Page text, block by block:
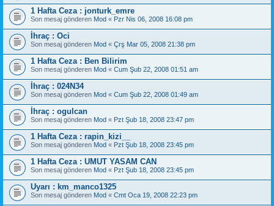
1 Hafta Ceza : jonturk_emre
Son mesaj gönderen Mod « Pzr Nis 06, 2008 16:08 pm
İhraç : Oci
Son mesaj gönderen Mod « Çrş Mar 05, 2008 21:38 pm
1 Hafta Ceza : Ben Bilirim
Son mesaj gönderen Mod « Cum Şub 22, 2008 01:51 am
İhraç : 024N34
Son mesaj gönderen Mod « Cum Şub 22, 2008 01:49 am
İhraç : ogulcan
Son mesaj gönderen Mod « Pzt Şub 18, 2008 23:47 pm
1 Hafta Ceza : rapin_kizi__
Son mesaj gönderen Mod « Pzt Şub 18, 2008 23:45 pm
1 Hafta Ceza : UMUT YASAM CAN
Son mesaj gönderen Mod « Pzt Şub 18, 2008 23:45 pm
Uyarı : km_manco1325
Son mesaj gönderen Mod « Cmt Oca 19, 2008 22:23 pm